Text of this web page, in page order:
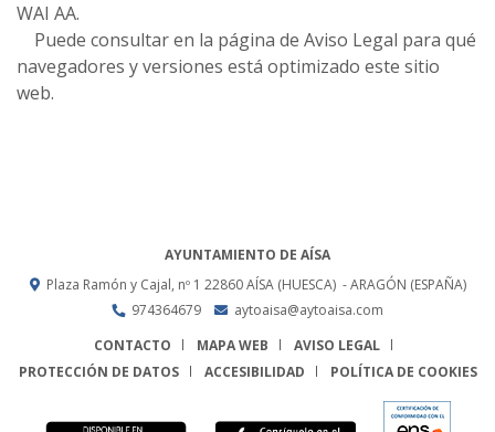
WAI AA.
Puede consultar en la página de Aviso Legal para qué
navegadores y versiones está optimizado este sitio
web.
AYUNTAMIENTO DE AÍSA
Plaza Ramón y Cajal, nº 1 22860 AÍSA (HUESCA) - ARAGÓN (ESPAÑA)
974364679
aytoaisa@aytoaisa.com
CONTACTO
MAPA WEB
AVISO LEGAL
PROTECCIÓN DE DATOS
ACCESIBILIDAD POLÍTICA DE COOKIES